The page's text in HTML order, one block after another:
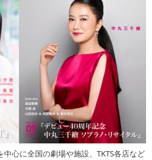
心に全国の劇場や施設、TKTS各店など